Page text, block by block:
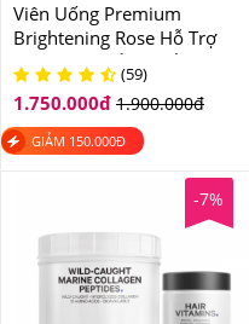
Viên Uống Premium
Brightening Rose Hỗ Trợ
Thơm Cơ Thể Và Trắng Da
Của Nhật Bản(59)
1.750.000đ 1.900.000đ
GIẢM 150.000Đ
-7%